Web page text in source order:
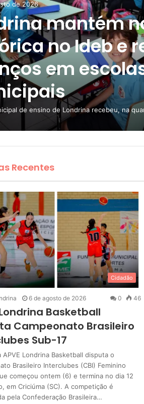
de 2026
mantém
no Ideb e
em
de ensino de Londrina recebeu, na
Recentes
Cidadão
6 de agosto de 2026 0 46
Londrina Basketball
Campeonato Brasileiro
Sub-17
APVE Londrina Basketball disputa o
Brasileiro Interclubes (CBI) Feminino
começou ontem (6) e termina no dia 12
em Criciúma (SC). A competição é
pela Confederação Brasileira…